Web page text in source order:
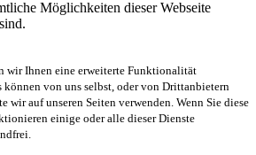
Möglichkeiten dieser Webseite
wir Ihnen eine erweiterte Funktionalität
von uns selbst, oder von Drittanbietern
wir auf unseren Seiten verwenden. Wenn Sie diese
einige oder alle dieser Dienste